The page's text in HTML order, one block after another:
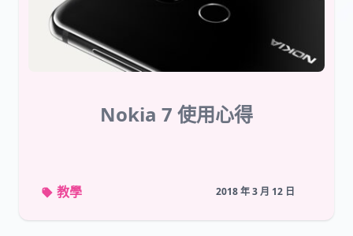
Nokia 7 使用心得
教學 2018 年 3 月 12 日